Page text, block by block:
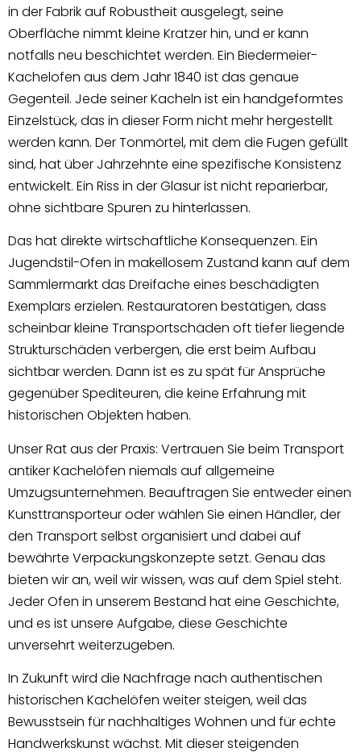
in der Fabrik auf Robustheit ausgelegt, seine
Oberfläche nimmt kleine Kratzer hin, und er kann
notfalls neu beschichtet werden. Ein Biedermeier-
Kachelofen aus dem Jahr 1840 ist das genaue
Gegenteil. Jede seiner Kacheln ist ein handgeformtes
Einzelstück, das in dieser Form nicht mehr hergestellt
werden kann. Der Tonmörtel, mit dem die Fugen gefüllt
sind, hat über Jahrzehnte eine spezifische Konsistenz
entwickelt. Ein Riss in der Glasur ist nicht reparierbar,
ohne sichtbare Spuren zu hinterlassen.
Das hat direkte wirtschaftliche Konsequenzen. Ein
Jugendstil-Ofen in makellosem Zustand kann auf dem
Sammlermarkt das Dreifache eines beschädigten
Exemplars erzielen. Restauratoren bestätigen, dass
scheinbar kleine Transportschäden oft tiefer liegende
Strukturschäden verbergen, die erst beim Aufbau
sichtbar werden. Dann ist es zu spät für Ansprüche
gegenüber Spediteuren, die keine Erfahrung mit
historischen Objekten haben.
Unser Rat aus der Praxis: Vertrauen Sie beim Transport
antiker Kachelöfen niemals auf allgemeine
Umzugsunternehmen. Beauftragen Sie entweder einen
Kunsttransporteur oder wählen Sie einen Händler, der
den Transport selbst organisiert und dabei auf
bewährte Verpackungskonzepte setzt. Genau das
bieten wir an, weil wir wissen, was auf dem Spiel steht.
Jeder Ofen in unserem Bestand hat eine Geschichte,
und es ist unsere Aufgabe, diese Geschichte
unversehrt weiterzugeben.
In Zukunft wird die Nachfrage nach authentischen
historischen Kachelöfen weiter steigen, weil das
Bewusstsein für nachhaltiges Wohnen und für echte
Handwerkskunst wächst. Mit dieser steigenden